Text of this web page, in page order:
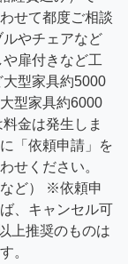
せて都度ご相談
やチェアなど
扉付きなど工
型家具約5000
型家具約6000
金は発生しま
「依頼申請」を
せください。
など） ※依頼申
、キャンセル可
上推奨のものは
。